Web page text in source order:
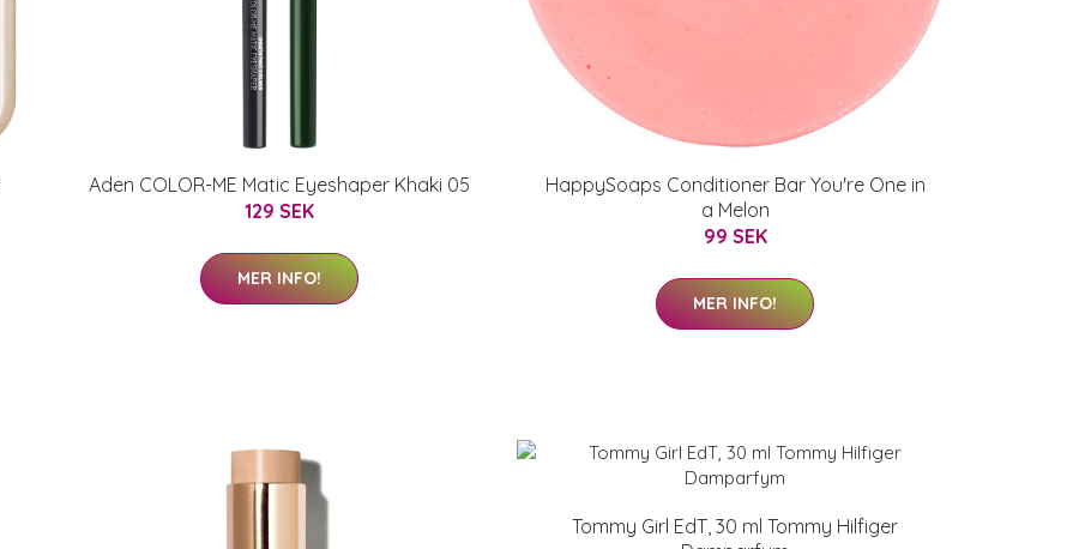
Aden COLOR-ME Matic Eyeshaper Khaki 05
129 SEK
MER INFO!
HappySoaps Conditioner Bar You're One in
a Melon
99 SEK
MER INFO!
Tommy Girl EdT, 30 ml Tommy Hilfiger